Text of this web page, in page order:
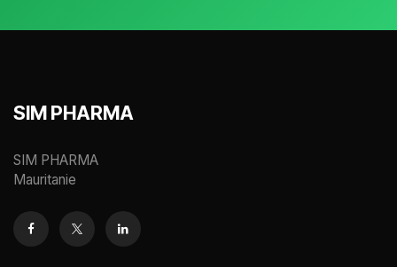
SIM PHARMA
SIM PHARMA
Mauritanie